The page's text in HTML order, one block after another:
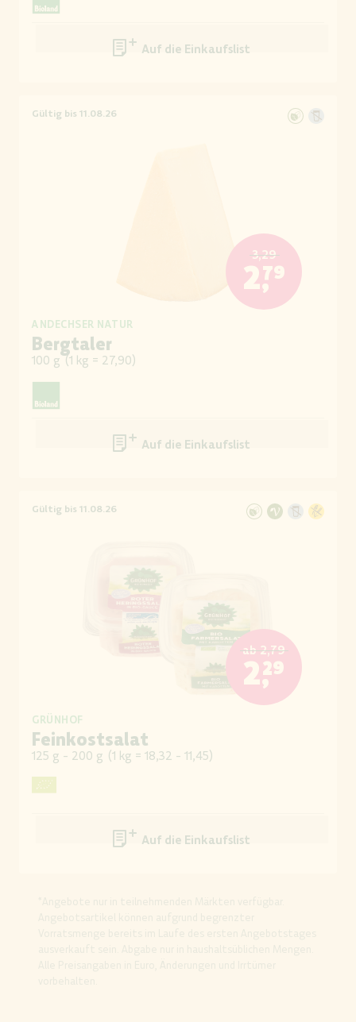
Auf die Einkaufsliste
Gültig bis 11.08.26
3,29
2,79
ANDECHSER NATUR
Bergtaler
100 g (1 kg = 27,90)
Auf die Einkaufsliste
Gültig bis 11.08.26
2,79
ab
2,29
GRÜNHOF
Feinkostsalat
125 g - 200 g (1 kg = 18,32 - 11,45)
Auf die Einkaufsliste